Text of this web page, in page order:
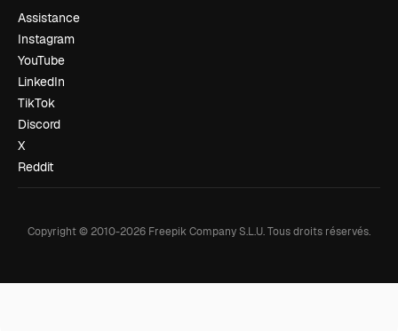
Assistance
Instagram
YouTube
LinkedIn
TikTok
Discord
X
Reddit
Copyright © 2010-2026 Freepik Company S.L.U.Tous droits réservés.